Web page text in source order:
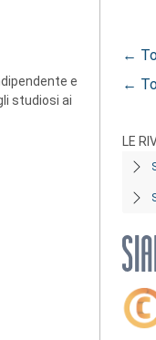
e
studiosi ai
←
←
LE